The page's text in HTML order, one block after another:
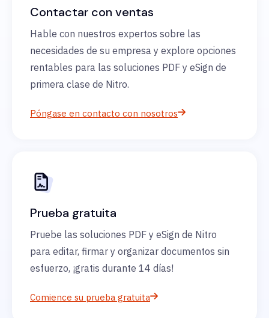
Contactar con ventas
Hable con nuestros expertos sobre las
necesidades de su empresa y explore opciones
rentables para las soluciones PDF y eSign de
primera clase de Nitro.
Póngase en contacto con nosotros
Prueba gratuita
Pruebe las soluciones PDF y eSign de Nitro
para editar, firmar y organizar documentos sin
esfuerzo, ¡gratis durante 14 días!
Comience su prueba gratuita